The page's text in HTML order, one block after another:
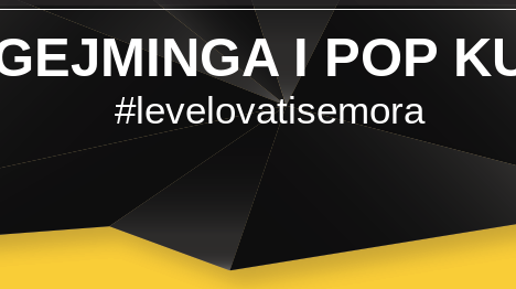
I POP
#levelovatisemora